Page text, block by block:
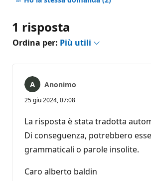
1 risposta
Ordina per: Più utili
Anonimo
25 giu 2024, 07:08
La risposta è stata tradotta
Di conseguenza, potrebbero
grammaticali o parole insolite.
Caro alberto baldin